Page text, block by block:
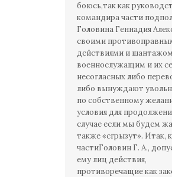
боюсь,так как
командира части
Головина Геннадия
своими
действиями и
военнослужащим и их
несогласных либо
либо вынуждают
по собственному
условия для
случае если мы будем
также «сгрызут». Итак,
частиГоловин Г. А.,
ему лиц действия,
противоречащие как